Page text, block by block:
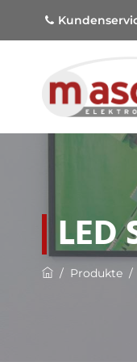
LED
/ Produkte /